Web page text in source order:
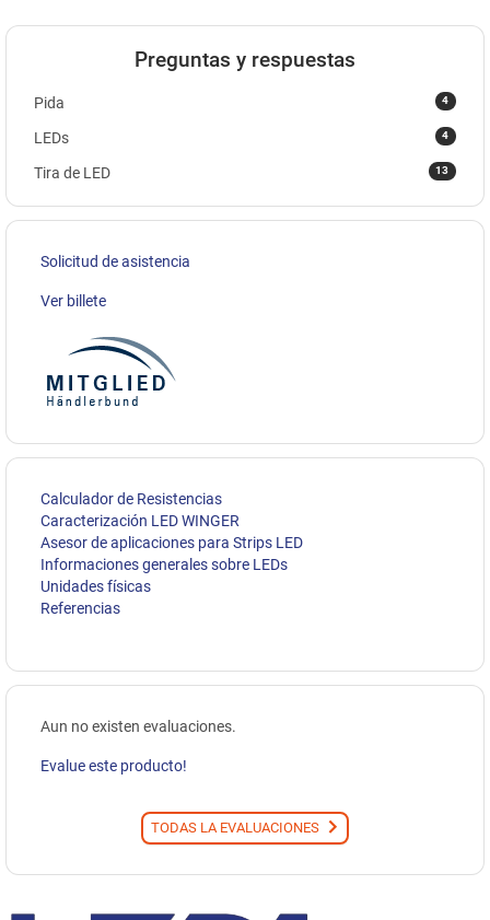
Preguntas y respuestas
4
Pida
4
LEDs
13
Tira de LED
Solicitud de asistencia
Ver billete
Calculador de Resistencias
Caracterización LED WINGER
Asesor de aplicaciones para Strips LED
Informaciones generales sobre LEDs
Unidades físicas
Referencias
Aun no existen evaluaciones.
Evalue este producto!
TODAS LA EVALUACIONES